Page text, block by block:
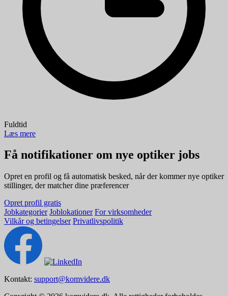
Fuldtid
Læs mere
Få notifikationer om nye optiker jobs
Opret en profil og få automatisk besked, når der kommer nye optiker
stillinger, der matcher dine præferencer
Opret profil gratis
Jobkategorier Joblokationer For virksomheder
Vilkår og betingelser Privatlivspolitik
Kontakt: support@komvidere.dk